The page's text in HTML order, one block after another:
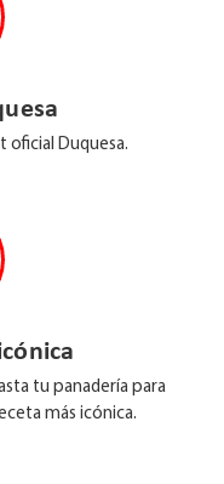
oficial Duquesa.
tu panadería para
más icónica.